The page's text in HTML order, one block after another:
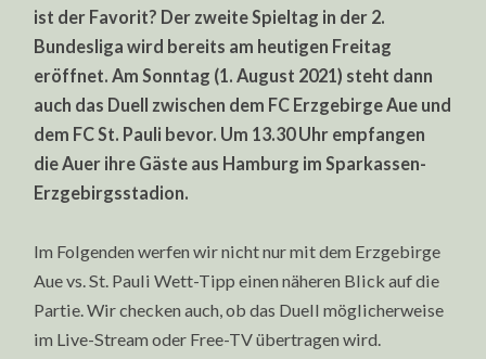
STREAM
WETT-
TIPP
ist der Favorit? Der zweite Spieltag in der 2.
Bundesliga wird bereits am heutigen Freitag
eröffnet. Am Sonntag (1. August 2021) steht dann
auch das Duell zwischen dem FC Erzgebirge Aue und
dem FC St. Pauli bevor. Um 13.30 Uhr empfangen
die Auer ihre Gäste aus Hamburg im Sparkassen-
Erzgebirgsstadion.
Im Folgenden werfen wir nicht nur mit dem Erzgebirge
Aue vs. St. Pauli Wett-Tipp einen näheren Blick auf die
Partie. Wir checken auch, ob das Duell möglicherweise
im Live-Stream oder Free-TV übertragen wird.